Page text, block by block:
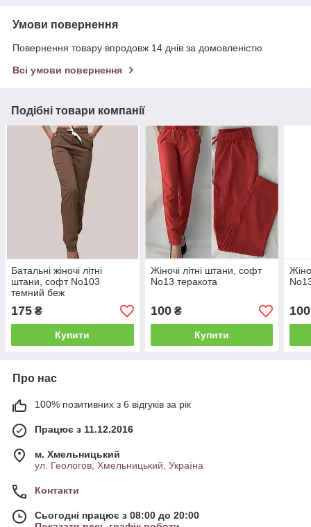
Умови повернення
Повернення товару впродовж 14 днів за домовленістю
Всі умови повернення
Подібні товари компанії
Батальні жіночі літні
штани, софт No103
темний беж
175 ₴
Купити
Жіночі літні штани, софт
No13 теракота
100₴
Купити
100
Про нас
100% позитивних з 6 відгуків за рік
Працює з 11.12.2016
м. Хмельницький
ул. Геологов, Хмельницький, Україна
Контакти
Сьогодні працює з 08:00 до 20:00